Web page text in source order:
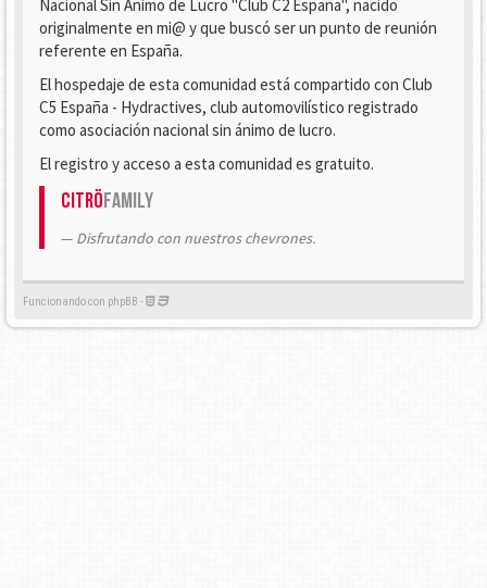
Nacional Sin Ánimo de Lucro "Club C2 España", nacido
originalmente en mi@ y que buscó ser un punto de reunión
referente en España.
El hospedaje de esta comunidad está compartido con Club
C5 España - Hydractives, club automovilístico registrado
como asociación nacional sin ánimo de lucro.
El registro y acceso a esta comunidad es gratuito.
CitröFamily
Disfrutando con nuestros chevrones.
Funcionando con phpBB -